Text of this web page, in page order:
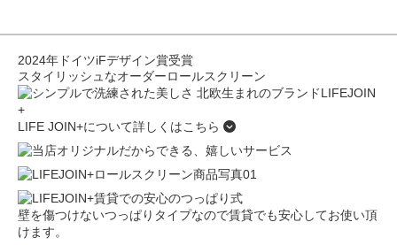
2024年ドイツiFデザイン賞受賞
スタイリッシュなオーダーロールスクリーン
LIFE JOIN+について詳しくはこちら
壁を傷つけないつっぱりタイプなので賃貸でも安心してお使い頂
けます。